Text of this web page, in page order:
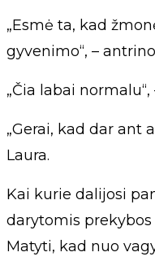
„Esmė ta, kad
gyvenimo“, –
„Čia labai
„Gerai, kad dar ant
Laura.
Kai kurie dalijosi
darytomis prekybos
Matyti, kad nuo